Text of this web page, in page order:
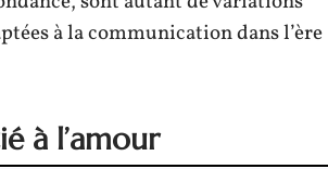
à la communication dans l’ère
à l’amour